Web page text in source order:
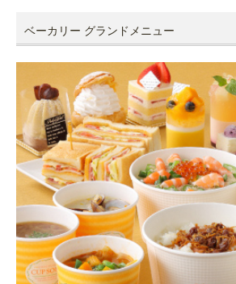
ベーカリー グランドメニュー